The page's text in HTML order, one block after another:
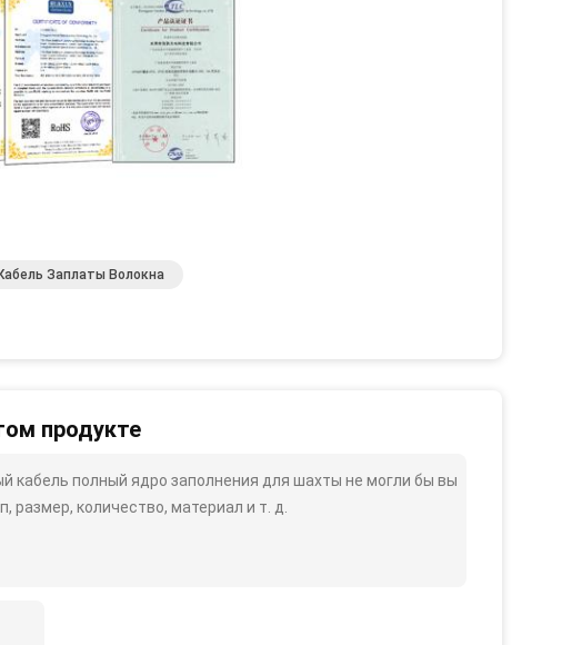
Заплаты Волокна
продукте
кабель полный ядро заполнения для шахты не могли бы вы
количество, материал и т. д.